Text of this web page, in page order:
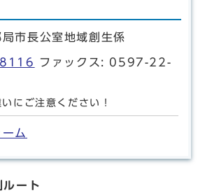
市長公室地域創生係
ファックス: 0597-22-
にご注意ください！
ム
ルート